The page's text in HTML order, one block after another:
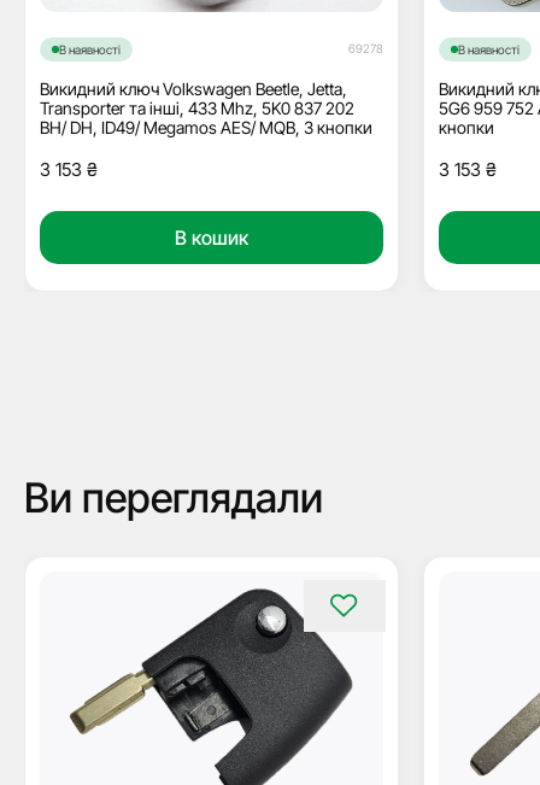
В наявності 69278
Викидний ключ Volkswagen Beetle, Jetta,
Transporter та інші, 433 Mhz, 5K0 837 202
BH/ DH, ID49/ Megamos AES/ MQB, 3 кнопки
3 153 ₴
В кошик
В наявності
Викидний
5G6 959 752
кнопки
3 153 ₴
Ви переглядали